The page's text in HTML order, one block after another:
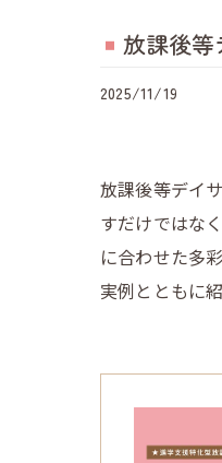
放課後
2025/11/19
放課後等デイ
すだけではな
に合わせた多
実例とともに